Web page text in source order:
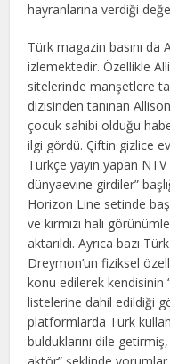
hayranlarına verdiği
Türk magazin basını da
izlemektedir. Özellikle
sitelerinde manşetlere
dizisinden tanınan
çocuk sahibi olduğu
ilgi gördü. Çiftin gizlice
Türkçe yayın yapan
dünyaevine girdiler”
Horizon Line setinde
ve kırmızı halı
aktarıldı. Ayrıca bazı
Dreymon’un fiziksel
konu edilerek kendisinin
listelerine dahil edildiği
platformlarda Türk
bulduklarını dile